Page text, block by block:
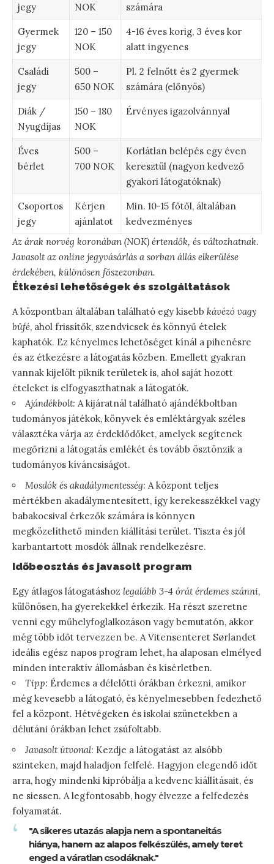
jegy NOK számára
Gyermek
jegy
120 – 150
NOK
4-16 éves korig, 3 éves kor
alatt ingyenes
Családi
jegy
500 –
650 NOK
Pl. 2 felnőtt és 2 gyermek
számára (előnyös)
Diák /
Nyugdíjas
150 – 180
NOK
Érvényes igazolvánnyal
Éves
bérlet
500 –
700 NOK
Korlátlan belépés egy éven
keresztül (nagyon kedvező
gyakori látogatóknak)
Csoportos
jegy
Kérjen
ajánlatot
Min. 10-15 főtől, általában
kedvezményes
Az árak norvég koronában (NOK) értendők, és változhatnak.
Javasolt az online jegyvásárlás a sorban állás elkerülése
érdekében, különösen főszezonban.
Étkezési lehetőségek és szolgáltatások
A központban általában található egy kisebb kávézó vagy
büfé, ahol frissítők, szendvicsek és könnyű ételek
kaphatók. Ez kényelmes lehetőséget kínál a pihenésre
és az étkezésre a látogatás közben. Emellett gyakran
vannak kijelölt piknik területek is, ahol saját hozott
ételeket is elfogyaszthatnak a látogatók.
Ajándékbolt: A kijáratnál található ajándékboltban
tudományos játékok, könyvek és emléktárgyak széles
választéka várja az érdeklődőket, amelyek segítenek
megőrizni a látogatás emlékét és tovább ösztönzik a
tudományos kíváncsiságot.
Mosdók és akadálymentesség: A központ teljes
mértékben akadálymentesített, így kerekesszékkel vagy
babakocsival érkezők számára is könnyen
megközelíthető minden kiállítási terület. Tiszta és jól
karbantartott mosdók állnak rendelkezésre.
Időbeosztás és javasolt program
Egy átlagos látogatáshoz legalább 3-4 órát érdemes szánni,
különösen, ha gyerekekkel érkezik. Ha részt szeretne
venni egy műhelyfoglalkozáson vagy bemutatón, akkor
még több időt tervezzen be. A Vitensenteret Sørlandet
ideális egész napos program lehet, ha alaposan elmélyed
minden interaktív állomásban és kísérletben.
Tipp: Érdemes a délelőtti órákban érkezni, amikor
még kevesebb a látogató, és kényelmesebben fedezhető
fel a központ. Hétvégeken és iskolai szünetekben a
délutáni órákban lehet zsúfoltabb.
Javasolt útvonal: Kezdje a látogatást az alsóbb
szinteken, majd haladjon felfelé. Hagyjon elegendő időt
arra, hogy mindenki kipróbálja a kedvenc kiállításait, és
ne siessen. A legfontosabb, hogy élvezze a felfedezés
folyamatát.
"A sikeres utazás alapja nem a spontaneitás
hiánya, hanem az alapos felkészülés, amely teret
enged a váratlan csodáknak."